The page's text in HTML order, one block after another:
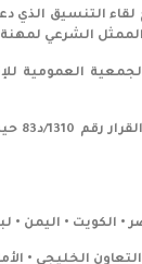
التنسيق الذي
الممثل الشرعي
و في
الكويت • اليمن •
الخليجي •